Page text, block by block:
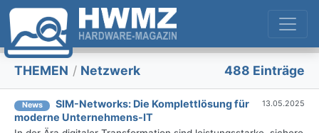
THEMEN / Netzwerk 488 Einträge
News
SIM-Networks: Die Komplettlösung für
moderne Unternehmens-IT
13.05.2025